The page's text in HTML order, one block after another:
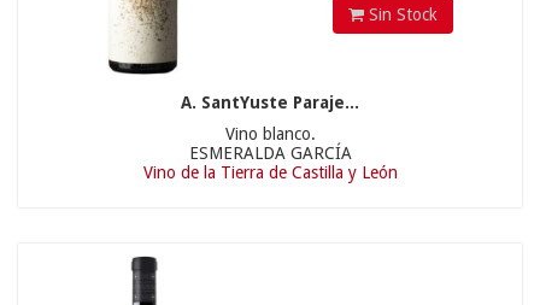
Sin Stock
A. SantYuste Paraje...
Vino blanco.
ESMERALDA GARCÍA
Vino de la Tierra de Castilla y León